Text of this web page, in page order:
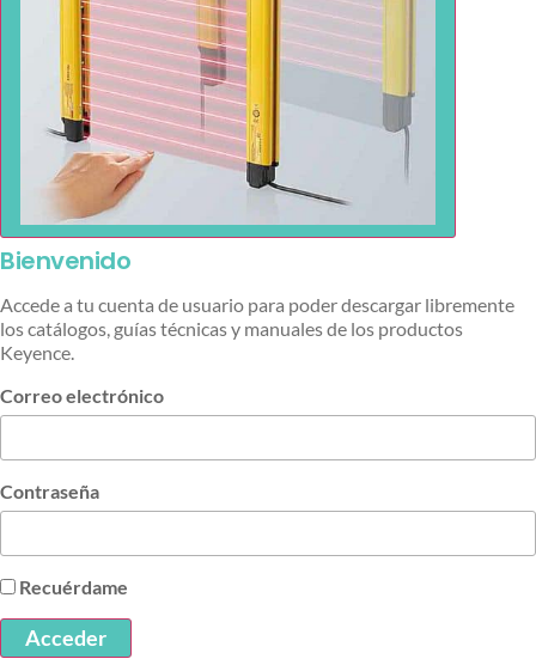
Bienvenido
Accede a tu cuenta de usuario para poder descargar libremente
los catálogos, guías técnicas y manuales de los productos
Keyence.
Correo electrónico
Contraseña
Recuérdame
Acceder